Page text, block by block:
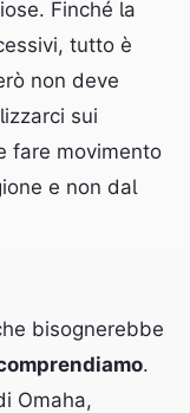
Finché la
tutto è
non deve
sui
fare movimento
e non dal
bisognerebbe
.
Omaha,